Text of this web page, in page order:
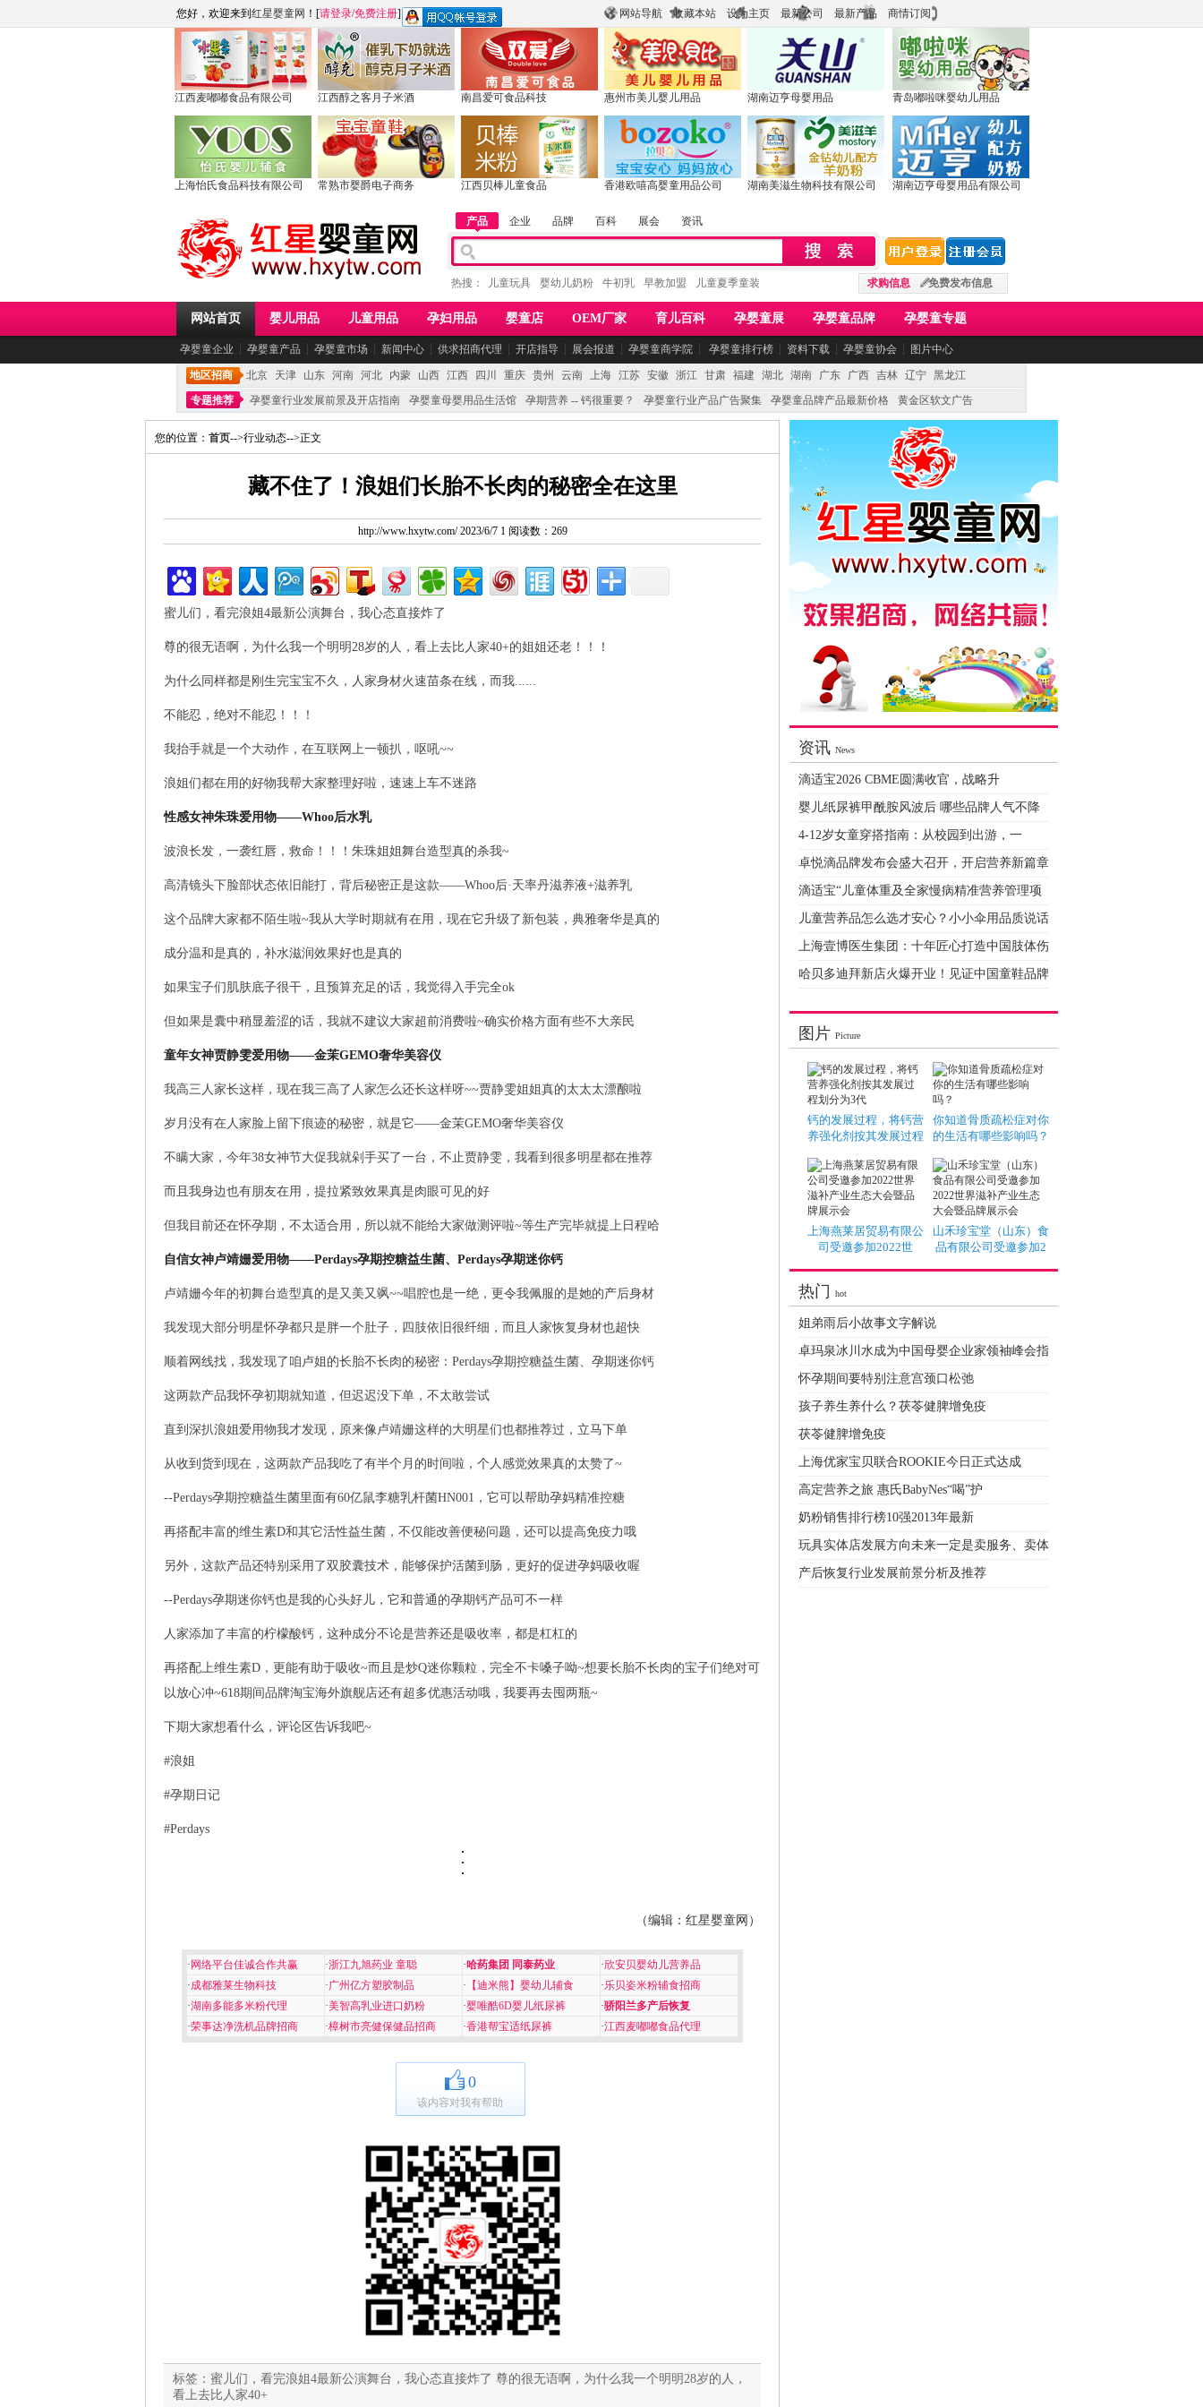
网站导航 收藏本站 设为主页 最新公司 最新产品 商情订阅
您好，欢迎来到 红星婴童网 ！[请登录/免费注册]
江西麦嘟嘟食品有限公司 江西醇之客月子米酒 南昌爱可食品科技 惠州市美儿婴儿用品 湖南迈亨母婴用品 青岛嘟啦咪婴幼儿用品
上海怡氏食品科技有限公司 常熟市婴爵电子商务 江西贝棒儿童食品 香港欧嘻高婴童用品公司 湖南美滋生物科技有限公司 湖南迈亨母婴用品有限公司
产品 企业 品牌 百科 展会 资讯
求购信息 免费发布信息
热搜： 儿童玩具 婴幼儿奶粉 牛初乳 早教加盟 儿童夏季童装
网站首页 婴儿用品 儿童用品 孕妇用品 婴童店 OEM厂家 育儿百科 孕婴童展 孕婴童品牌 孕婴童专题
孕婴童企业 ┆ 孕婴童产品 ┆ 孕婴童市场 ┆ 新闻中心 ┆ 供求招商代理 ┆ 开店指导 ┆ 展会报道 ┆ 孕婴童商学院 ┆ 孕婴童排行榜 ┆ 资料下载 ┆ 孕婴童协会 ┆ 图片中心
地区招商 北京 天津 山东 河南 河北 内蒙 山西 江西 四川 重庆 贵州 云南 上海 江苏 安徽 浙江 甘肃 福建 湖北 湖南 广东 广西 吉林 辽宁 黑龙江
专题推荐
孕婴童行业发展前景及开店指南 孕婴童母婴用品生活馆 孕期营养 -- 钙很重要？ 孕婴童行业产品广告聚集 孕婴童品牌产品最新价格 黄金区软文广告
您的位置： 首页-->行业动态-->正文
藏不住了！浪姐们长胎不长肉的秘密全在这里
http://www.hxytw.com/ 2023/6/7 1 阅读数：269
蜜儿们，看完浪姐4最新公演舞台，我心态直接炸了
尊的很无语啊，为什么我一个明明28岁的人，看上去比人家40+的姐姐还老！！！
为什么同样都是刚生完宝宝不久，人家身材火速苗条在线，而我......
不能忍，绝对不能忍！！！
我抬手就是一个大动作，在互联网上一顿扒，呕吼~~
浪姐们都在用的好物我帮大家整理好啦，速速上车不迷路
性感女神朱珠爱用物——Whoo后水乳
波浪长发，一袭红唇，救命！！！朱珠姐姐舞台造型真的杀我~
高清镜头下脸部状态依旧能打，背后秘密正是这款——Whoo后·天率丹滋养液+滋养乳
这个品牌大家都不陌生啦~我从大学时期就有在用，现在它升级了新包装，典雅奢华是真的
成分温和是真的，补水滋润效果好也是真的
如果宝子们肌肤底子很干，且预算充足的话，我觉得入手完全ok
但如果是囊中稍显羞涩的话，我就不建议大家超前消费啦~确实价格方面有些不大亲民
童年女神贾静雯爱用物——金茉GEMO奢华美容仪
我高三人家长这样，现在我三高了人家怎么还长这样呀~~贾静雯姐姐真的太太太漂酿啦
岁月没有在人家脸上留下痕迹的秘密，就是它——金茉GEMO奢华美容仪
不瞒大家，今年38女神节大促我就剁手买了一台，不止贾静雯，我看到很多明星都在推荐
而且我身边也有朋友在用，提拉紧致效果真是肉眼可见的好
但我目前还在怀孕期，不太适合用，所以就不能给大家做测评啦~等生产完毕就提上日程哈
自信女神卢靖姗爱用物——Perdays孕期控糖益生菌、Perdays孕期迷你钙
卢靖姗今年的初舞台造型真的是又美又飒~~唱腔也是一绝，更令我佩服的是她的产后身材
我发现大部分明星怀孕都只是胖一个肚子，四肢依旧很纤细，而且人家恢复身材也超快
顺着网线找，我发现了咱卢姐的长胎不长肉的秘密：Perdays孕期控糖益生菌、孕期迷你钙
这两款产品我怀孕初期就知道，但迟迟没下单，不太敢尝试
直到深扒浪姐爱用物我才发现，原来像卢靖姗这样的大明星们也都推荐过，立马下单
从收到货到现在，这两款产品我吃了有半个月的时间啦，个人感觉效果真的太赞了~
--Perdays孕期控糖益生菌里面有60亿鼠李糖乳杆菌HN001，它可以帮助孕妈精准控糖
再搭配丰富的维生素D和其它活性益生菌，不仅能改善便秘问题，还可以提高免疫力哦
另外，这款产品还特别采用了双胶囊技术，能够保护活菌到肠，更好的促进孕妈吸收喔
--Perdays孕期迷你钙也是我的心头好儿，它和普通的孕期钙产品可不一样
人家添加了丰富的柠檬酸钙，这种成分不论是营养还是吸收率，都是杠杠的
再搭配上维生素D，更能有助于吸收~而且是炒Q迷你颗粒，完全不卡嗓子呦~想要长胎不长肉的宝子们绝对可
以放心冲~618期间品牌淘宝海外旗舰店还有超多优惠活动哦，我要再去囤两瓶~
下期大家想看什么，评论区告诉我吧~
#浪姐
#孕期日记
#Perdays
（编辑：红星婴童网）
· 网络平台佳诚合作共赢 ·浙江九旭药业 童聪 ·哈药集团 同泰药业 ·欣安贝婴幼儿营养品
·成都雅莱生物科技 ·广州亿方塑胶制品 · 【迪米熊】婴幼儿辅食 ·乐贝姿米粉辅食招商
·湖南多能多米粉代理 ·美智高乳业进口奶粉 ·婴唯酷6D婴儿纸尿裤 ·骄阳兰多产后恢复
·荣事达净洗机品牌招商 ·樟树市亮健保健品招商 ·香港帮宝适纸尿裤 ·江西麦嘟嘟食品代理
0
该内容对我有帮助
标签： 蜜儿们，看完浪姐4最新公演舞台，我心态直接炸了 尊的很无语啊，为什么我一个明明28岁的人，
看上去比人家40+
资讯 News
滴适宝2026 CBME圆满收官，战略升
婴儿纸尿裤甲酰胺风波后 哪些品牌人气不降
4-12岁女童穿搭指南：从校园到出游，一
卓悦滴品牌发布会盛大召开，开启营养新篇章
滴适宝“儿童体重及全家慢病精准营养管理项
儿童营养品怎么选才安心？小小伞用品质说话
上海壹博医生集团：十年匠心打造中国肢体伤
哈贝多迪拜新店火爆开业！见证中国童鞋品牌
图片 Picture
钙的发展过程，将钙营
养强化剂按其发展过程
你知道骨质疏松症对你
的生活有哪些影响吗？
上海燕莱居贸易有限公
司受邀参加2022世
山禾珍宝堂（山东）食
品有限公司受邀参加2
热门 hot
姐弟雨后小故事文字解说
卓玛泉冰川水成为中国母婴企业家领袖峰会指
怀孕期间要特别注意宫颈口松弛
孩子养生养什么？茯苓健脾增免疫
茯苓健脾增免疫
上海优家宝贝联合ROOKIE今日正式达成
高定营养之旅 惠氏BabyNes“喝”护
奶粉销售排行榜10强2013年最新
玩具实体店发展方向未来一定是卖服务、卖体
产后恢复行业发展前景分析及推荐